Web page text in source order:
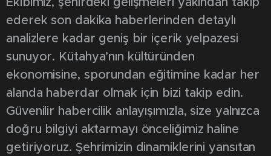
ederek son dakika haberlerinden detaylı
analizlere kadar geniş bir içerik yelpazesi
sunuyor. Kütahya’nın kültüründen
ekonomisine, sporundan eğitimine kadar her
alanda haberdar olmak için bizi takip edin.
Güvenilir habercilik anlayışımızla, size yalnızca
doğru bilgiyi aktarmayı önceliğimiz haline
getiriyoruz. Şehrimizin dinamiklerini yansıtan